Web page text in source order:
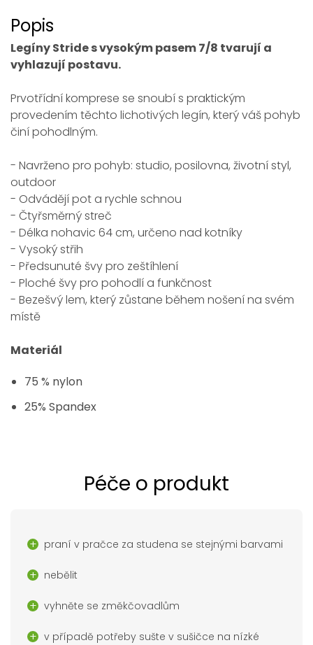
Popis
Legíny Stride s vysokým pasem 7/8 tvarují a
vyhlazují postavu.
Prvotřídní komprese se snoubí s praktickým
provedením těchto lichotivých legín, který váš pohyb
činí pohodlným.
- Navrženo pro pohyb: studio, posilovna, životní styl,
outdoor
- Odvádějí pot a rychle schnou
- Čtyřsměrný streč
- Délka nohavic 64 cm, určeno nad kotníky
- Vysoký střih
- Předsunuté švy pro zeštíhlení
- Ploché švy pro pohodlí a funkčnost
- Bezešvý lem, který zůstane během nošení na svém
místě
Materiál
75 % nylon
25% Spandex
Péče o produkt
praní v pračce za studena se stejnými barvami
nebělit
vyhněte se změkčovadlům
v případě potřeby sušte v sušičce na nízké